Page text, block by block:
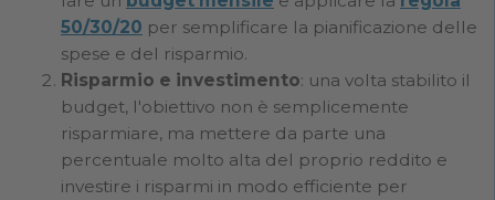
50/30/20 per semplificare la pianificazione delle
spese e del risparmio.
Risparmio e investimento: una volta stabilito il
budget, l'obiettivo non è semplicemente
risparmiare, ma mettere da parte una
percentuale molto alta del proprio reddito e
investire i risparmi in modo efficiente per